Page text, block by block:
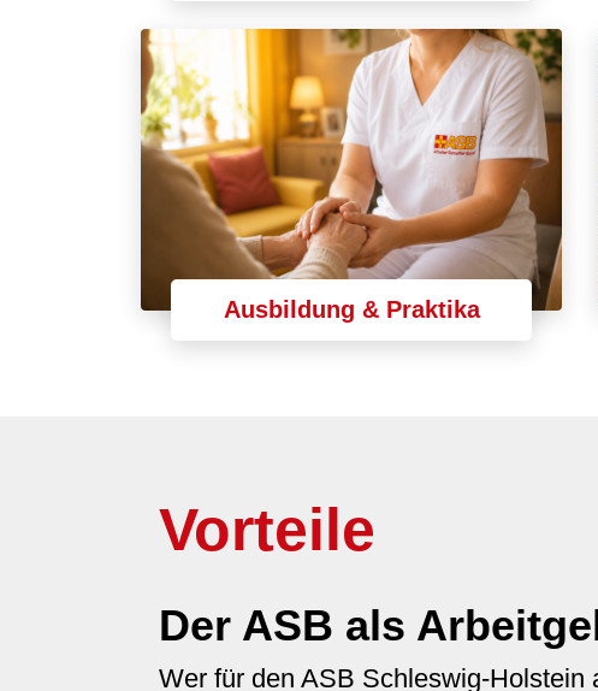
Ausbildung & Praktika
Vorteile
Der ASB als
Wer für den ASB Schleswig-Holstein